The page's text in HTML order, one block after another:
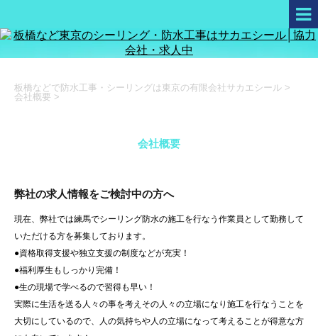
板橋などで防水工事・シーリングは東京の有限会社サカエシール >
会社概要 >
会社概要
弊社の求人情報をご検討中の方へ
現在、弊社では練馬でシーリング防水の施工を行なう作業員として勤務して
いただける方を募集しております。
●資格取得支援や独立支援の制度などが充実！
●福利厚生もしっかり完備！
●生の現場で学べるので習得も早い！
実際に生活を送る人々の事を考えその人々の立場になり施工を行なうことを
大切にしているので、人の気持ちや人の立場になって考えることが得意な方